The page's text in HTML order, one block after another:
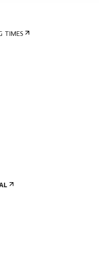
TIMES